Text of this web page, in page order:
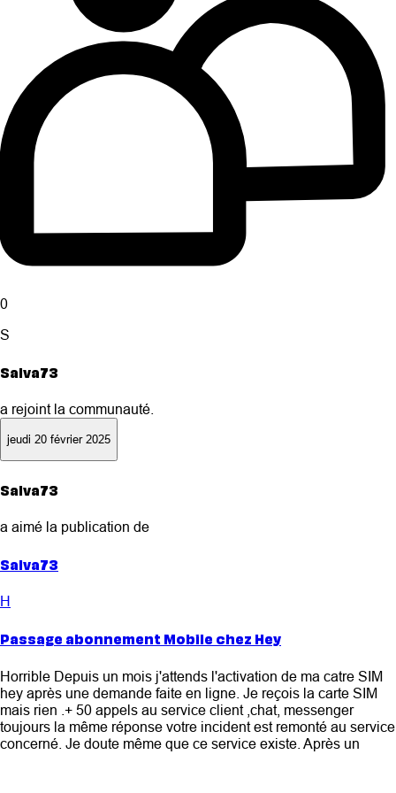
0
S
Salva73
a rejoint la communauté.
jeudi 20 février 2025
Salva73
a aimé la publication de
Salva73
H
Passage abonnement Mobile chez Hey
Horrible Depuis un mois j'attends l'activation de ma catre SIM
hey après une demande faite en ligne. Je reçois la carte SIM
mais rien .+ 50 appels au service client ,chat, messenger
toujours la même réponse votre incident est remonté au service
concerné. Je doute même que ce service existe. Après un